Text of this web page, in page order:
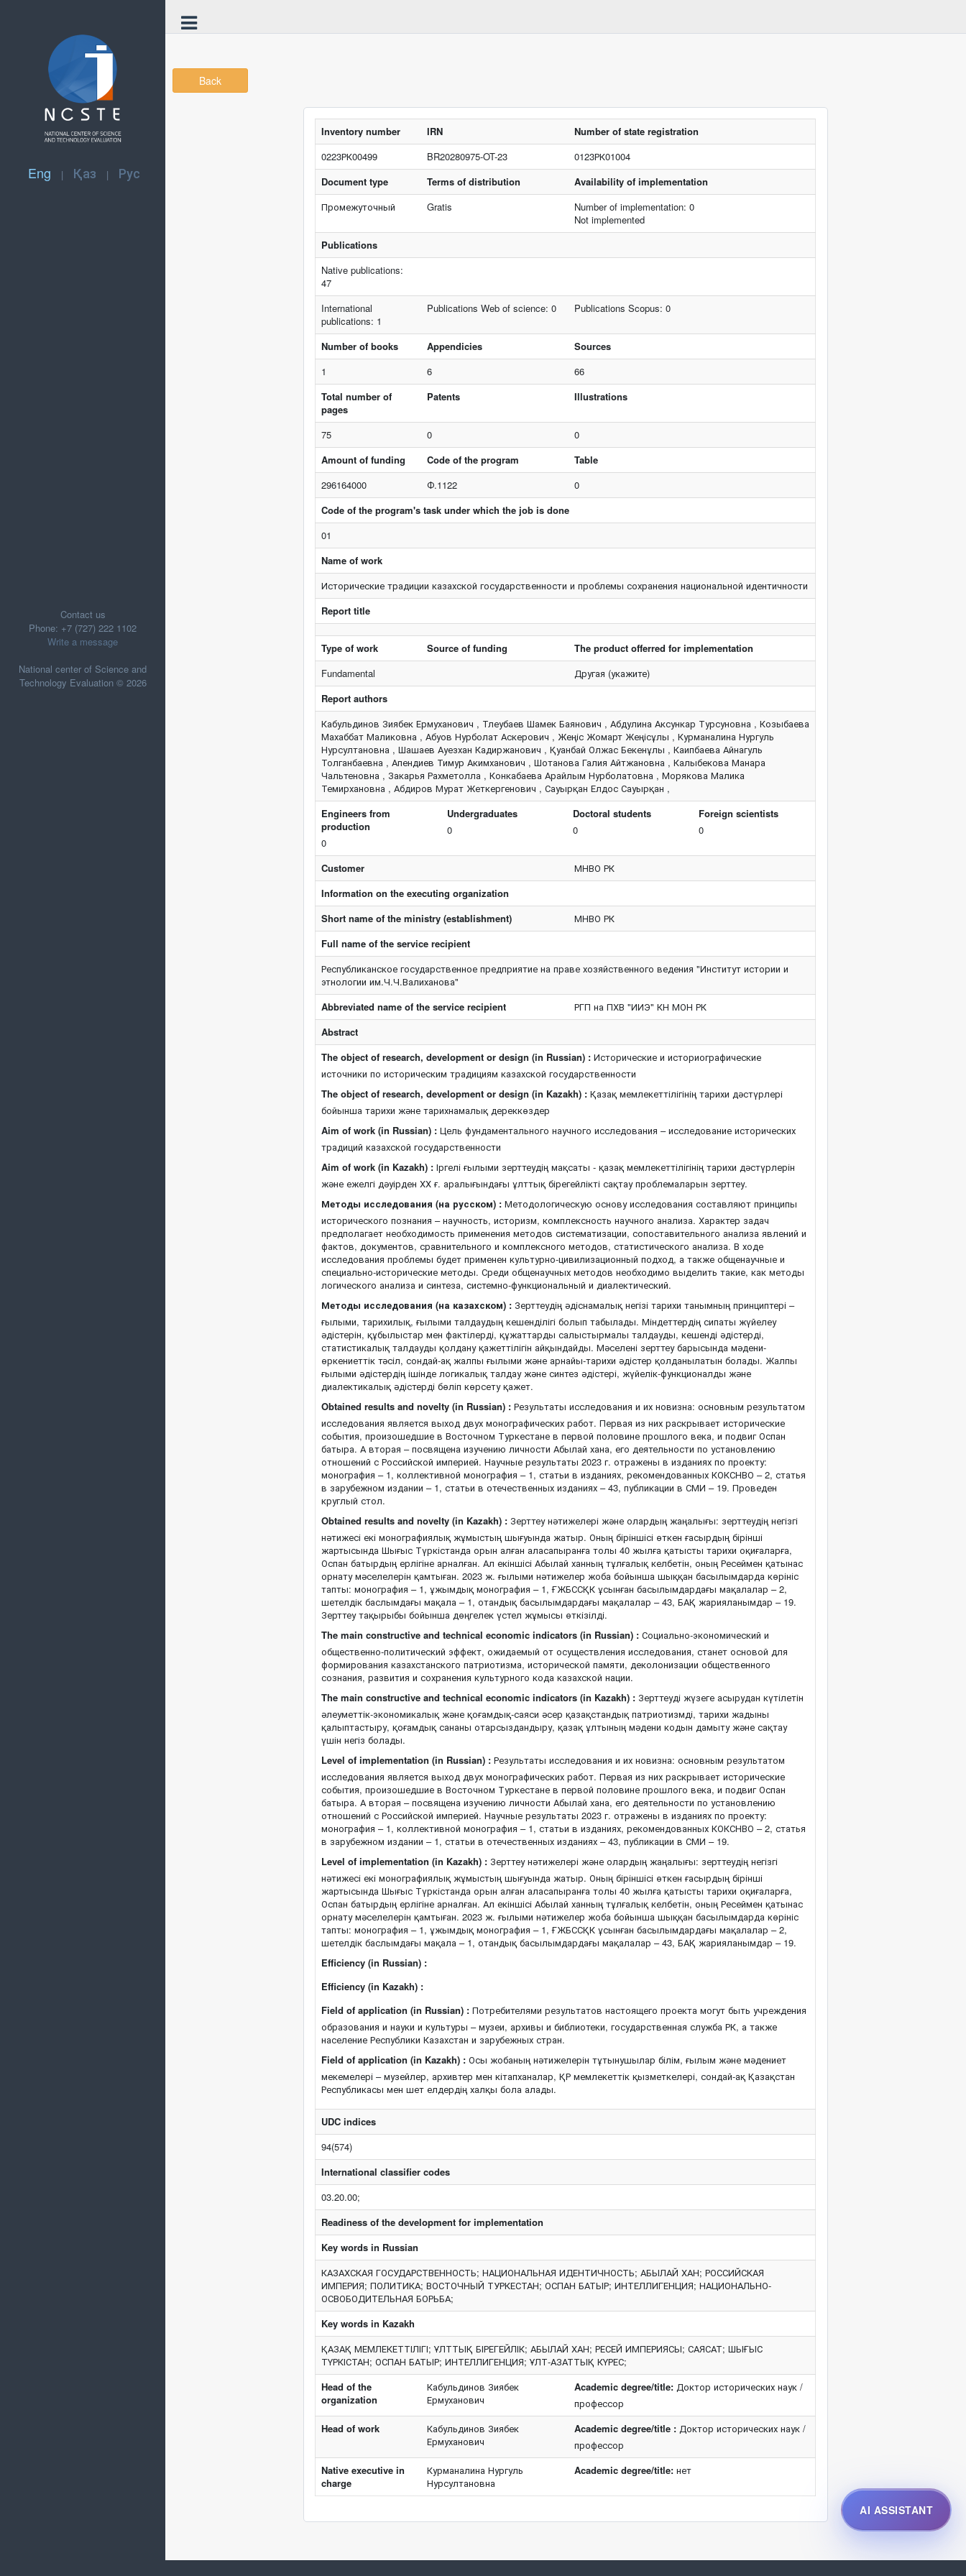
Eng | Қаз | Рус
Contact us
Phone: +7 (727) 222 1102
Write a message
National center of Science and
Technology Evaluation © 2026
Back
Inventory number IRN
Number of state registration
0223РК00499
BR20280975-OT-23
0123РК01004
Document type
Terms of distribution
Availability of implementation
Промежуточный
Gratis
Number of implementation: 0
Not implemented
Publications
Native publications:
47
International
publications: 1
Publications Web of science: 0 Publications Scopus: 0
Number of books Appendicies
Sources
1
6
66
Total number of
pages
Patents Illustrations
75 0
0
Amount of funding
Code of the program
Table
296164000
Ф.1122
0
Code of the program's task under which the job is done
01
Name of work
Исторические традиции казахской государственности и проблемы сохранения национальной идентичности
Report title
Type of work Source of funding
The product offerred for implementation
Fundamental
Другая (укажите)
Report authors
Кабульдинов Зиябек Ермуханович , Тлеубаев Шамек Баянович , Абдулина Аксункар Турсуновна , Козыбаева
Махаббат Маликовна , Абуов Нурболат Аскерович , Жеңіс Жомарт Жеңісұлы , Курманалина Нургуль
Нурсултановна , Шашаев Ауезхан Кадиржанович , Қуанбай Олжас Бекенұлы , Каипбаева Айнагуль
Толганбаевна , Апендиев Тимур Акимханович , Шотанова Галия Айтжановна , Калыбекова Манара
Чальтеновна , Закарья Рахметолла , Конкабаева Арайлым Нурболатовна , Морякова Малика
Темирхановна , Абдиров Мурат Жеткергенович , Сауырқан Елдос Сауырқан ,
Engineers from
production
0
Undergraduates
0
Doctoral students
0
Foreign scientists
0
Customer
МНВО РК
Information on the executing organization
Short name of the ministry (establishment)
МНВО РК
Full name of the service recipient
Республиканское государственное предприятие на праве хозяйственного ведения "Институт истории и
этнологии им.Ч.Ч.Валиханова"
Abbreviated name of the service recipient
РГП на ПХВ "ИИЭ" КН МОН РК
Abstract
The object of research, development or design (in Russian) : Исторические и историографические
источники по историческим традициям казахской государственности
The object of research, development or design (in Kazakh) : Қазақ мемлекеттілігінің тарихи дәстүрлері
бойынша тарихи және тарихнамалық дереккөздер
Aim of work (in Russian) : Цель фундаментального научного исследования – исследование исторических
традиций казахской государственности
Aim of work (in Kazakh) : Іргелі ғылыми зерттеудің мақсаты - қазақ мемлекеттілігінің тарихи дәстүрлерін
және ежелгі дәуірден ХХ ғ. аралығындағы ұлттық бірегейлікті сақтау проблемаларын зерттеу.
Методы исследования (на русском) : Методологическую основу исследования составляют принципы
исторического познания – научность, историзм, комплексность научного анализа. Характер задач
предполагает необходимость применения методов систематизации, сопоставительного анализа явлений и
фактов, документов, сравнительного и комплексного методов, статистического анализа. В ходе
исследования проблемы будет применен культурно-цивилизационный подход, а также общенаучные и
специально-исторические методы. Среди общенаучных методов необходимо выделить такие, как методы
логического анализа и синтеза, системно-функциональный и диалектический.
Методы исследования (на казахском) : Зерттеудің әдіснамалық негізі тарихи танымның принциптері –
ғылыми, тарихилық, ғылыми талдаудың кешенділігі болып табылады. Міндеттердің сипаты жүйелеу
әдістерін, құбылыстар мен фактілерді, құжаттарды салыстырмалы талдауды, кешенді әдістерді,
статистикалық талдауды қолдану қажеттілігін айқындайды. Мәселені зерттеу барысында мәдени-
өркениеттік тәсіл, сондай-ақ жалпы ғылыми және арнайы-тарихи әдістер қолданылатын болады. Жалпы
ғылыми әдістердің ішінде логикалық талдау және синтез әдістері, жүйелік-функционалды және
диалектикалық әдістерді бөліп көрсету қажет.
Obtained results and novelty (in Russian) : Результаты исследования и их новизна: основным результатом
исследования является выход двух монографических работ. Первая из них раскрывает исторические
события, произошедшие в Восточном Туркестане в первой половине прошлого века, и подвиг Оспан
батыра. А вторая – посвящена изучению личности Абылай хана, его деятельности по установлению
отношений с Российской империей. Научные результаты 2023 г. отражены в изданиях по проекту:
монография – 1, коллективной монография – 1, статьи в изданиях, рекомендованных КОКСНВО – 2, статья
в зарубежном издании – 1, статьи в отечественных изданиях – 43, публикации в СМИ – 19. Проведен
круглый стол.
Obtained results and novelty (in Kazakh) : Зерттеу нәтижелері және олардың жаңалығы: зерттеудің негізгі
нәтижесі екі монографиялық жұмыстың шығуында жатыр. Оның біріншісі өткен ғасырдың бірінші
жартысында Шығыс Түркістанда орын алған аласапыранға толы 40 жылға қатысты тарихи оқиғаларға,
Оспан батырдың ерлігіне арналған. Ал екіншісі Абылай ханның тұлғалық келбетін, оның Ресеймен қатынас
орнату мәселелерін қамтыған. 2023 ж. ғылыми нәтижелер жоба бойынша шыққан басылымдарда көрініс
тапты: монография – 1, ұжымдық монография – 1, ҒЖБССҚК ұсынған басылымдардағы мақалалар – 2,
шетелдік баслымдағы мақала – 1, отандық басылымдардағы мақалалар – 43, БАҚ жарияланымдар – 19.
Зерттеу тақырыбы бойынша дөңгелек үстел жұмысы өткізілді.
The main constructive and technical economic indicators (in Russian) : Социально-экономический и
общественно-политический эффект, ожидаемый от осуществления исследования, станет основой для
формирования казахстанского патриотизма, исторической памяти, деколонизации общественного
сознания, развития и сохранения культурного кода казахской нации.
The main constructive and technical economic indicators (in Kazakh) : Зерттеуді жүзеге асырудан күтілетін
әлеуметтік-экономикалық және қоғамдық-саяси әсер қазақстандық патриотизмді, тарихи жадыны
қалыптастыру, қоғамдық сананы отарсыздандыру, қазақ ұлтының мәдени кодын дамыту және сақтау
үшін негіз болады.
Level of implementation (in Russian) : Результаты исследования и их новизна: основным результатом
исследования является выход двух монографических работ. Первая из них раскрывает исторические
события, произошедшие в Восточном Туркестане в первой половине прошлого века, и подвиг Оспан
батыра. А вторая – посвящена изучению личности Абылай хана, его деятельности по установлению
отношений с Российской империей. Научные результаты 2023 г. отражены в изданиях по проекту:
монография – 1, коллективной монография – 1, статьи в изданиях, рекомендованных КОКСНВО – 2, статья
в зарубежном издании – 1, статьи в отечественных изданиях – 43, публикации в СМИ – 19.
Level of implementation (in Kazakh) : Зерттеу нәтижелері және олардың жаңалығы: зерттеудің негізгі
нәтижесі екі монографиялық жұмыстың шығуында жатыр. Оның біріншісі өткен ғасырдың бірінші
жартысында Шығыс Түркістанда орын алған аласапыранға толы 40 жылға қатысты тарихи оқиғаларға,
Оспан батырдың ерлігіне арналған. Ал екіншісі Абылай ханның тұлғалық келбетін, оның Ресеймен қатынас
орнату мәселелерін қамтыған. 2023 ж. ғылыми нәтижелер жоба бойынша шыққан басылымдарда көрініс
тапты: монография – 1, ұжымдық монография – 1, ҒЖБССҚК ұсынған басылымдардағы мақалалар – 2,
шетелдік баслымдағы мақала – 1, отандық басылымдардағы мақалалар – 43, БАҚ жарияланымдар – 19.
Efficiency (in Russian) :
Efficiency (in Kazakh) :
Field of application (in Russian) : Потребителями результатов настоящего проекта могут быть учреждения
образования и науки и культуры – музеи, архивы и библиотеки, государственная служба РК, а также
население Республики Казахстан и зарубежных стран.
Field of application (in Kazakh) : Осы жобаның нәтижелерін тұтынушылар білім, ғылым және мәдениет
мекемелері – музейлер, архивтер мен кітапханалар, ҚР мемлекеттік қызметкелері, сондай-ақ Қазақстан
Республикасы мен шет елдердің халқы бола алады.
UDC indices
94(574)
International classifier codes
03.20.00;
Readiness of the development for implementation
Key words in Russian
КАЗАХСКАЯ ГОСУДАРСТВЕННОСТЬ; НАЦИОНАЛЬНАЯ ИДЕНТИЧНОСТЬ; АБЫЛАЙ ХАН; РОССИЙСКАЯ
ИМПЕРИЯ; ПОЛИТИКА; ВОСТОЧНЫЙ ТУРКЕСТАН; ОСПАН БАТЫР; ИНТЕЛЛИГЕНЦИЯ; НАЦИОНАЛЬНО-
ОСВОБОДИТЕЛЬНАЯ БОРЬБА;
Key words in Kazakh
ҚАЗАҚ МЕМЛЕКЕТТІЛІГІ; ҰЛТТЫҚ БІРЕГЕЙЛІК; АБЫЛАЙ ХАН; РЕСЕЙ ИМПЕРИЯСЫ; САЯСАТ; ШЫҒЫС
ТҮРКІСТАН; ОСПАН БАТЫР; ИНТЕЛЛИГЕНЦИЯ; ҰЛТ-АЗАТТЫҚ КҮРЕС;
Head of the
organization
Кабульдинов Зиябек
Ермуханович
Academic degree/title: Доктор исторических наук /
профессор
Head of work
Кабульдинов Зиябек
Ермуханович
Academic degree/title : Доктор исторических наук /
профессор
Native executive in
charge
Курманалина Нургуль
Нурсултановна
Academic degree/title: нет
AI ASSISTANT